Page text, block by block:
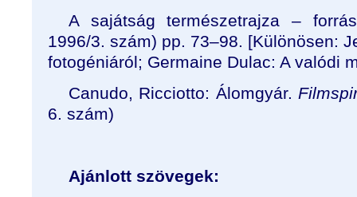
A sajátság természetrajza –
1996/3. szám) pp. 73–98. [Különösen:
fotogéniáról; Germaine Dulac: A valódi
Canudo, Ricciotto: Álomgyár.
6. szám)
Ajánlott szövegek: